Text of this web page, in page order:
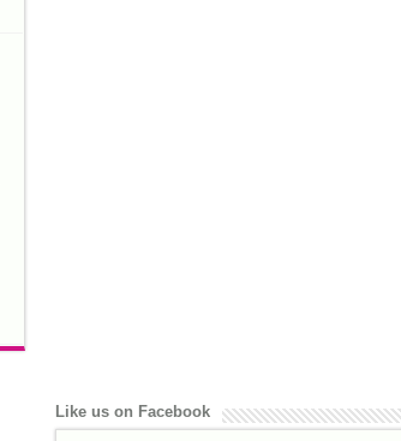
Like us on Facebook